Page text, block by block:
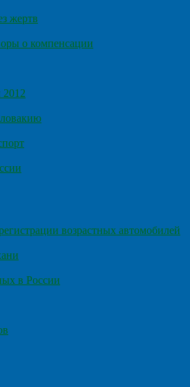
жертв
о компенсации
возрастных автомобилей
в России